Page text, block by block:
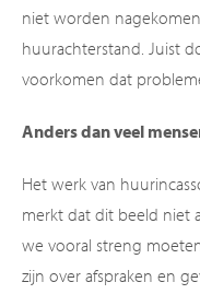
niet worden
huurachterstand. Juist
voorkomen dat
Anders dan veel
Het werk van
merkt dat dit beeld niet
we vooral streng
zijn over afspraken en